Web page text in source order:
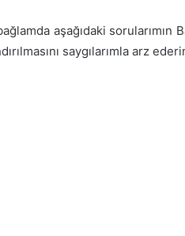
aşağıdaki sorularımın
saygılarımla arz